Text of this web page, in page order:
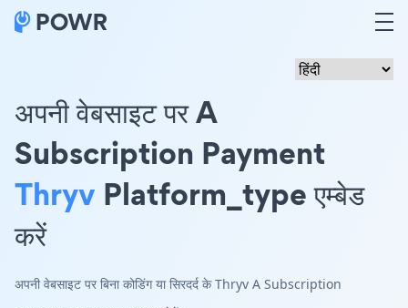
अपनी वेबसाइट पर A
Subscription Payment
Thryv Platform_type एम्बेड
करें
अपनी वेबसाइट पर बिना कोडिंग या सिरदर्द के Thryv A Subscription